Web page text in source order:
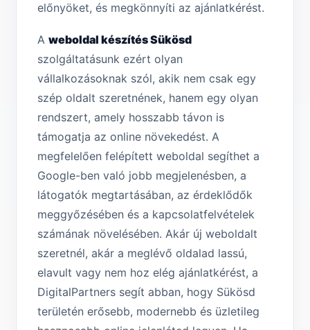
előnyöket, és megkönnyíti az ajánlatkérést.
A weboldal készítés Sükösd
szolgáltatásunk ezért olyan
vállalkozásoknak szól, akik nem csak egy
szép oldalt szeretnének, hanem egy olyan
rendszert, amely hosszabb távon is
támogatja az online növekedést. A
megfelelően felépített weboldal segíthet a
Google-ben való jobb megjelenésben, a
látogatók megtartásában, az érdeklődők
meggyőzésében és a kapcsolatfelvételek
számának növelésében. Akár új weboldalt
szeretnél, akár a meglévő oldalad lassú,
elavult vagy nem hoz elég ajánlatkérést, a
DigitalPartners segít abban, hogy Sükösd
területén erősebb, modernebb és üzletileg